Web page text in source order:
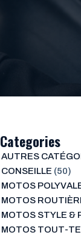
Categories
AUTRES
CONSEILLE (50)
MOTOS
MOTOS
MOTOS STYLE &
MOTOS TOUT-